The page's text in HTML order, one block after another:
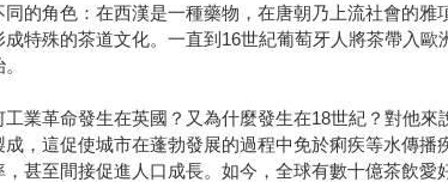
的角色：在西漢是一種藥物，在唐朝乃上流社會的
特殊的茶道文化。一直到16世紀葡萄牙人將茶帶入
業革命發生在英國？又為什麼發生在18世紀？對他
，這促使城市在蓬勃發展的過程中免於痢疾等水傳
甚至間接促進人口成長。如今，全球有數十億茶飲